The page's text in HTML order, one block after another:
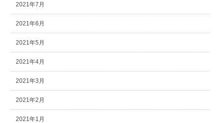
2021年7月
2021年6月
2021年5月
2021年4月
2021年3月
2021年2月
2021年1月